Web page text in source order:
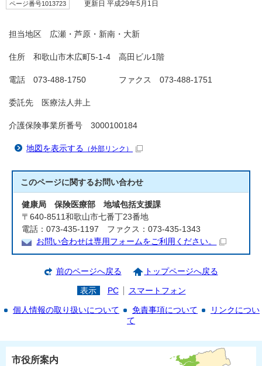
ページ番号1013723 更新日 平成29年5月1日
担当地区 広瀬・芦原・新南・大新
住所 和歌山市木広町5-1-4 高田ビル1階
電話 073-488-1750 ファクス 073-488-1751
委託先 医療法人井上
介護保険事業所番号 3000100184
地図を表示する （外部リンク）
このページに関するお問い合わせ
健康局 保険医療部 地域包括支援課
〒640-8511和歌山市七番丁23番地
電話：073-435-1197 ファクス：073-435-1343
お問い合わせは専用フォームをご利用ください。
前のページへ戻る トップページへ戻る
表示 PC スマートフォン
個人情報の取り扱いについて 免責事項について
リンクについ
て
市役所案内